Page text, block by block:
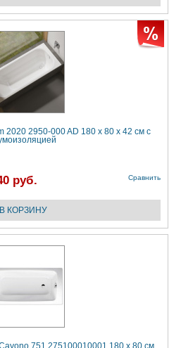
2020 2950-000 AD 180 х 80 х 42 см с
руб. Сравнить
751 275100010001 180 х 80 см